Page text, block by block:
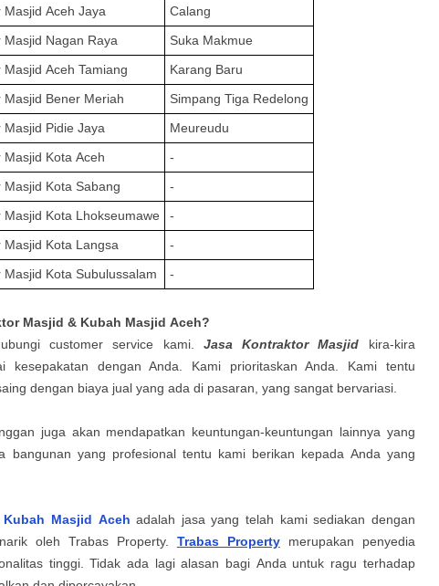
Masjid Aceh Jaya
Calang
Masjid Nagan Raya
Suka Makmue
Masjid Aceh Tamiang
Karang Baru
Masjid Bener Meriah
Simpang Tiga Redelong
Masjid Pidie Jaya
Meureudu
Masjid Kota Aceh
-
Masjid Kota Sabang
-
Masjid Kota Lhokseumawe
-
Masjid Kota Langsa
-
Masjid Kota Subulussalam -
Masjid & Kubah Masjid Aceh?
customer service kami. Jasa Kontraktor Masjid
kira-kira
kesepakatan dengan Anda. Kami prioritaskan Anda. Kami tentu
dengan biaya jual yang ada di pasaran, yang sangat bervariasi.
juga akan mendapatkan keuntungan-keuntungan lainnya yang
bangunan yang profesional tentu kami berikan kepada Anda yang
Masjid Aceh adalah jasa yang telah kami sediakan dengan
oleh Trabas Property. Trabas Property
merupakan penyedia
tinggi. Tidak ada lagi alasan bagi Anda untuk ragu terhadap